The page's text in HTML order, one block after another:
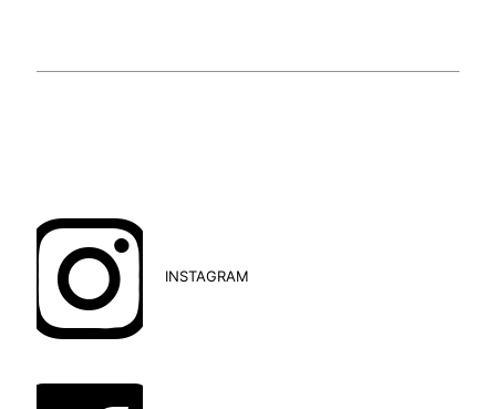
INSTAGRAM